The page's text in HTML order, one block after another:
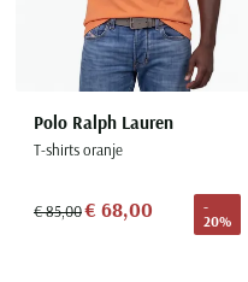
Polo Ralph Lauren
T-shirts oranje
€ 85,00€ 68,00
-
20%